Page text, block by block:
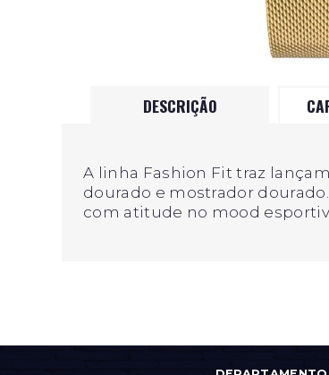
DESCRIÇÃO
A linha Fashion Fit traz
dourado e mostrador
com atitude no mood